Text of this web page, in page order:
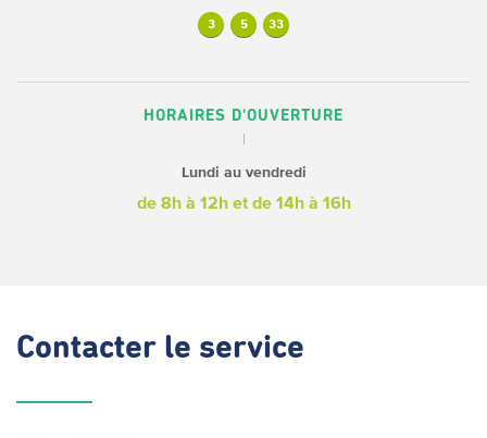
3 5 33
HORAIRES D'OUVERTURE
Lundi au vendredi
de 8h à 12het de 14h à 16h
Contacter le service